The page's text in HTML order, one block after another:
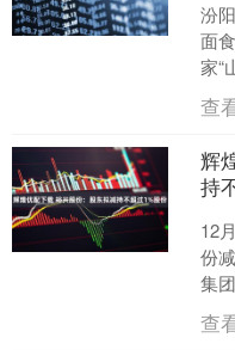
汾
面
家“
精
特
查
辉
持
12
份
集
万
1%
查